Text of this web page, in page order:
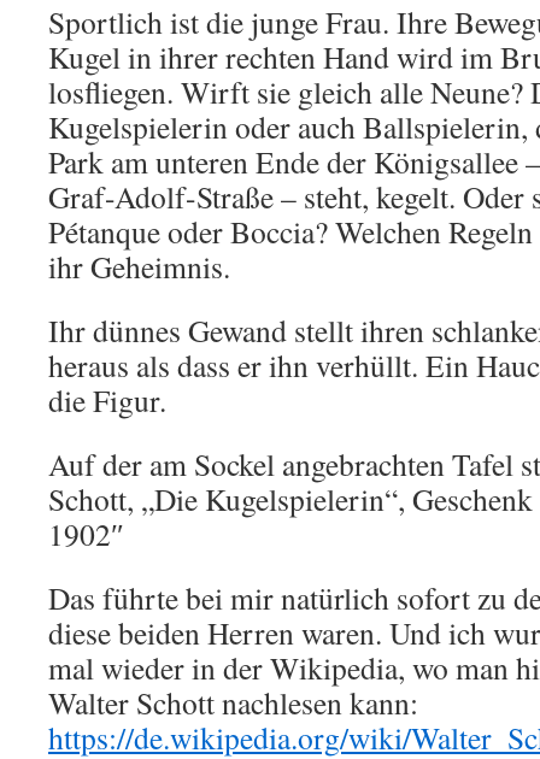
Sportlich ist die junge Frau. Ihre
Kugel in ihrer rechten Hand wird im
losfliegen. Wirft sie gleich alle Neune?
Kugelspielerin oder auch Ballspielerin,
Park am unteren Ende der Königsallee
Graf-Adolf-Straße – steht, kegelt. Oder
Pétanque oder Boccia? Welchen
ihr Geheimnis.
Ihr dünnes Gewand stellt ihren
heraus als dass er ihn verhüllt. Ein
die Figur.
Auf der am Sockel angebrachten Tafel
Schott, „Die Kugelspielerin“,
1902″
Das führte bei mir natürlich sofort zu
diese beiden Herren waren. Und ich
mal wieder in der Wikipedia, wo man
Walter Schott nachlesen kann:
https://de.wikipedia.org/wiki/